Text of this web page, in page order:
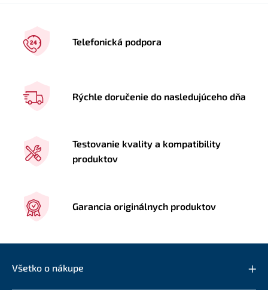
Telefonická podpora
Rýchle doručenie do nasledujúceho dňa
Testovanie kvality a kompatibility
produktov
Garancia originálnych produktov
Všetko o nákupe